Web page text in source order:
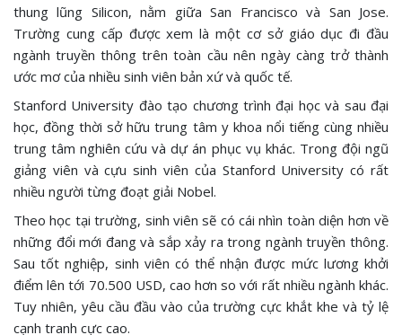
thung lũng Silicon, nằm giữa San Francisco và San Jose.
Trường cung cấp được xem là một cơ sở giáo dục đi đầu
ngành truyền thông trên toàn cầu nên ngày càng trở thành
ước mơ của nhiều sinh viên bản xứ và quốc tế.
Stanford University đào tạo chương trình đại học và sau đại
học, đồng thời sở hữu trung tâm y khoa nổi tiếng cùng nhiều
trung tâm nghiên cứu và dự án phục vụ khác. Trong đội ngũ
giảng viên và cựu sinh viên của Stanford University có rất
nhiều người từng đoạt giải Nobel.
Theo học tại trường, sinh viên sẽ có cái nhìn toàn diện hơn về
những đổi mới đang và sắp xảy ra trong ngành truyền thông.
Sau tốt nghiệp, sinh viên có thể nhận được mức lương khởi
điểm lên tới 70.500 USD, cao hơn so với rất nhiều ngành khác.
Tuy nhiên, yêu cầu đầu vào của trường cực khắt khe và tỷ lệ
cạnh tranh cực cao.